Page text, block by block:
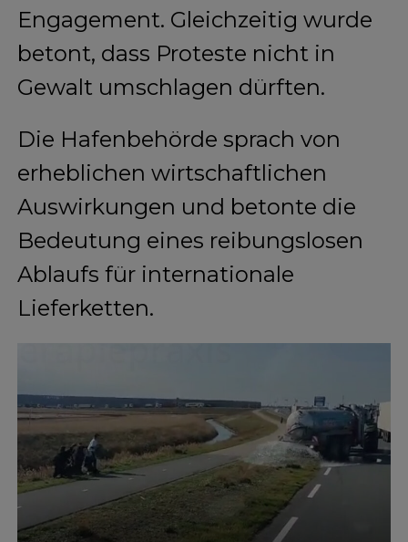
Engagement. Gleichzeitig wurde
betont, dass Proteste nicht in
Gewalt umschlagen dürften.
Die Hafenbehörde sprach von
erheblichen wirtschaftlichen
Auswirkungen und betonte die
Bedeutung eines reibungslosen
Ablaufs für internationale
Lieferketten.